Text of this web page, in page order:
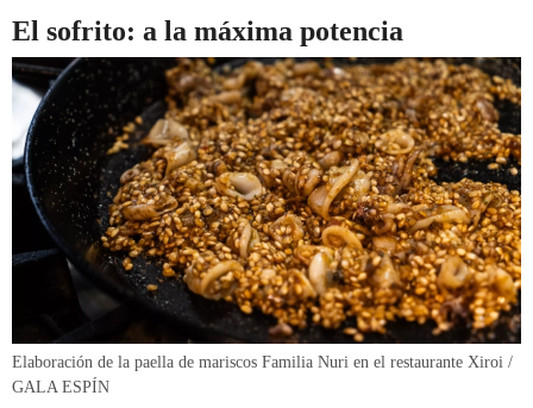
El sofrito: a la máxima potencia
Elaboración de la paella de mariscos Familia Nuri en el restaurante Xiroi /
GALA ESPÍN